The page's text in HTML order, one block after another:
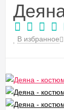
В избранное